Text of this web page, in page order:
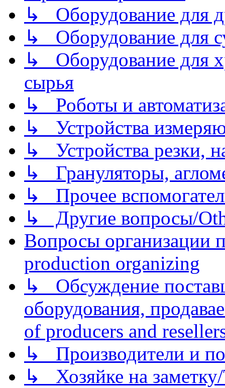
↳ Оборудование для
↳ Оборудование для
↳ Оборудование для
сырья
↳ Роботы и
↳ Устройства
↳ Устройства резки,
↳ Грануляторы,
↳ Прочее
↳ Другие вопросы/
Вопросы организации
production organizing
↳ Обсуждение
оборудования,
of producers and
↳ Производители и
↳ Хозяйке на